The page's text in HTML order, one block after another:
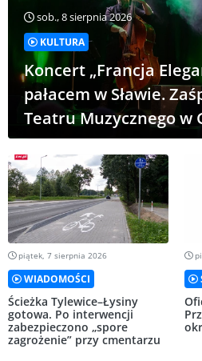
sob., 8 sierpnia 2026
KULTURA
Koncert „Francja
pałacem w Sławie.
Teatru Muzycznego w
piątek, 7 sierpnia 2026
WIADOMOŚCI
Ścieżka Tylewice–Łysiny
gotowa. Po interwencji
zabezpieczono „spore
zagrożenie” przy cmentarzu